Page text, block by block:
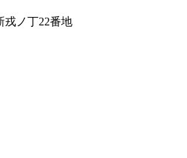
ノ丁22番地